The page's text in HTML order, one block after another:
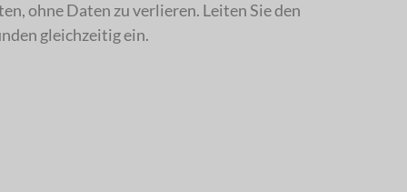
ohne Daten zu verlieren. Leiten Sie den
gleichzeitig ein.